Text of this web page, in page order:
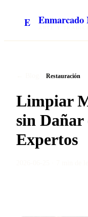
E Enmarcado
Restauración
Limpiar
sin
Expertos